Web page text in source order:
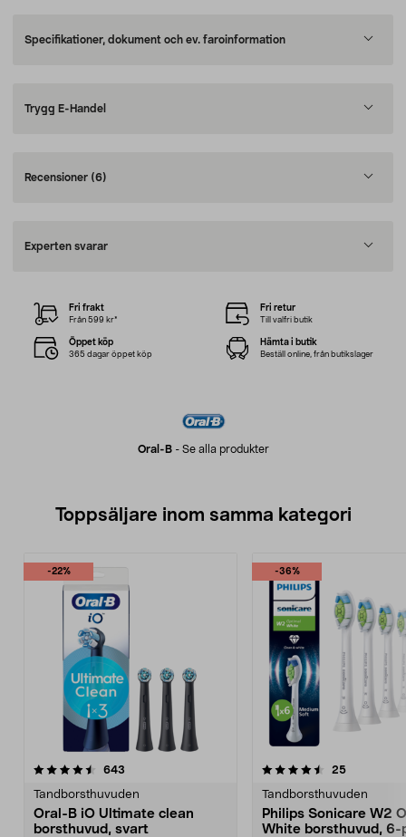
Specifikationer, dokument och ev. faroinformation
Trygg E-Handel
Recensioner (6)
Experten svarar
Oral-B- Se alla produkter
Fri frakt
Från 599 kr*
Fri retur
Till valfri butik
Öppet köp
365 dagar öppet köp
Hämta i butik
Beställ online, från butikslager
Toppsäljare inom samma kategori
-22%
643
Tandborsthuvuden
Oral-B iO Ultimate clean
borsthuvud, svart
-36%
4.5 av 5 stjärnor 25recensioner
Tandborsthuvuden
Philips Sonicare W2
White borsthuvud, 6-
4.5 av 5 stjärnor